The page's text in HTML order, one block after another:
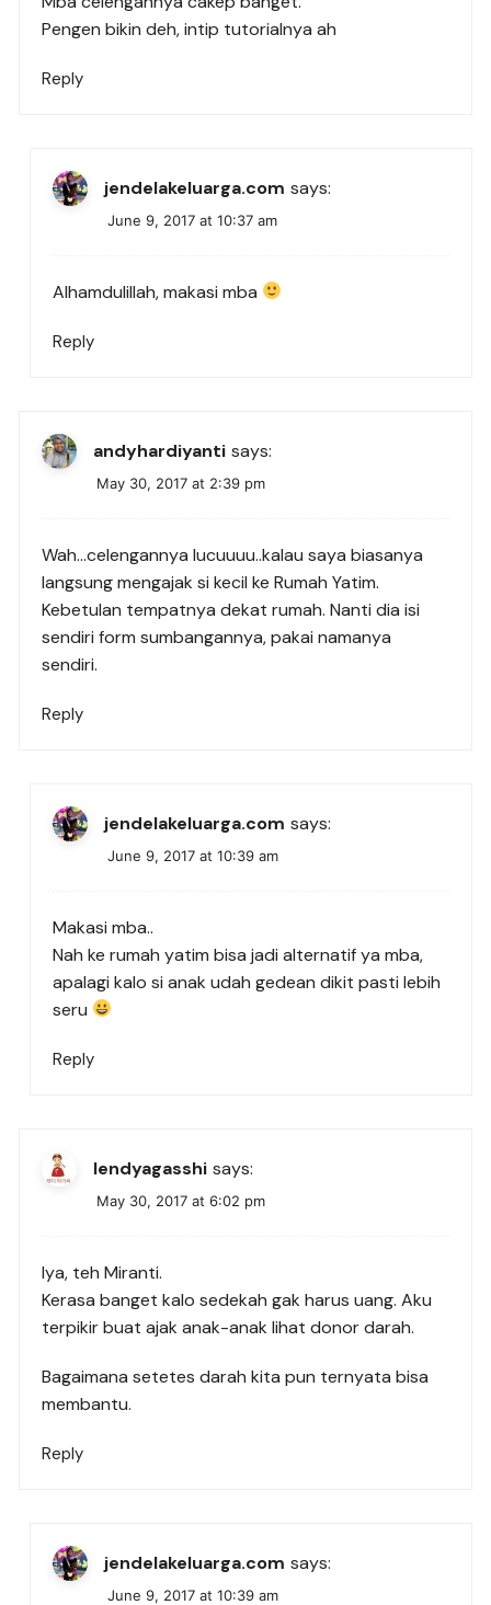
Pengen bikin deh, intip tutorialnya ah
Reply
jendelakeluarga.com says:
June 9, 2017 at 10:37 am
Alhamdulillah, makasi mba
Reply
andyhardiyanti says:
May 30, 2017 at 2:39 pm
Wah…celengannya lucuuuu..kalau saya biasanya
langsung mengajak si kecil ke Rumah Yatim.
Kebetulan tempatnya dekat rumah. Nanti dia isi
sendiri form sumbangannya, pakai namanya
sendiri.
Reply
jendelakeluarga.com says:
June 9, 2017 at 10:39 am
Makasi mba..
Nah ke rumah yatim bisa jadi alternatif ya mba,
apalagi kalo si anak udah gedean dikit pasti lebih
seru
Reply
lendyagasshi says:
May 30, 2017 at 6:02 pm
Iya, teh Miranti.
Kerasa banget kalo sedekah gak harus uang. Aku
terpikir buat ajak anak-anak lihat donor darah.
Bagaimana setetes darah kita pun ternyata bisa
membantu.
Reply
jendelakeluarga.com says:
June 9, 2017 at 10:39 am